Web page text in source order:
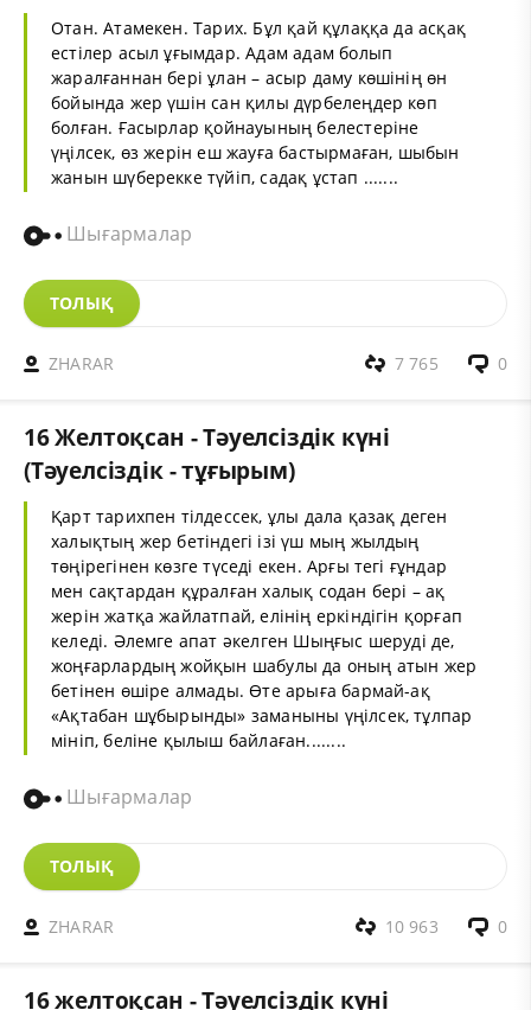
Отан. Атамекен. Тарих. Бұл қай құлаққа да асқақ
естілер асыл ұғымдар. Адам адам болып
жаралғаннан бері ұлан – асыр даму көшінің өн
бойында жер үшін сан қилы дүрбелеңдер көп
болған. Ғасырлар қойнауының белестеріне
үңілсек, өз жерін еш жауға бастырмаған, шыбын
жанын шүберекке түйіп, садақ ұстап .......
Шығармалар
ТОЛЫҚ
ZHARAR 0
7 765
16 Желтоқсан - Тәуелсіздік күні
(Тәуелсіздік - тұғырым)
Қарт тарихпен тілдессек, ұлы дала қазақ деген
халықтың жер бетіндегі ізі үш мың жылдың
төңірегінен көзге түседі екен. Арғы тегі ғұндар
мен сақтардан құралған халық содан бері – ақ
жерін жатқа жайлатпай, елінің еркіндігін қорғап
келеді. Әлемге апат әкелген Шыңғыс шеруді де,
жоңғарлардың жойқын шабулы да оның атын жер
бетінен өшіре алмады. Өте арыға бармай-ақ
«Ақтабан шұбырынды» заманыны үңілсек, тұлпар
мініп, беліне қылыш байлаған........
Шығармалар
ТОЛЫҚ
ZHARAR 0
10 963
16 желтоқсан - Тәуелсіздік күні